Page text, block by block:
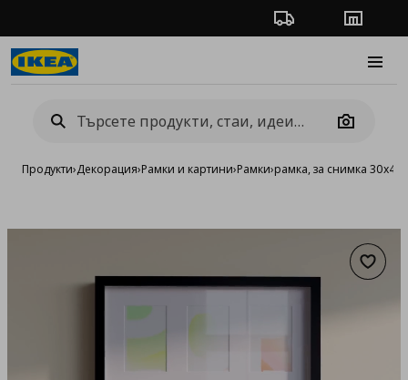
Проследяване на
Camera
Продукти›Декорация›Рамки и картини›Рамки›рамка, за снимка 30x40